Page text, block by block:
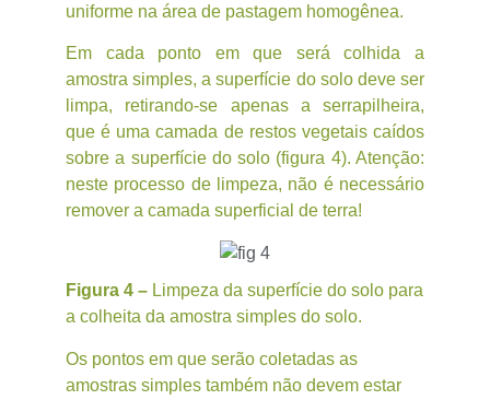
uniforme na área de pastagem homogênea.
Em cada ponto em que será colhida a
amostra simples, a superfície do solo deve ser
limpa, retirando-se apenas a serrapilheira,
que é uma camada de restos vegetais caídos
sobre a superfície do solo (figura 4). Atenção:
neste processo de limpeza, não é necessário
remover a camada superficial de terra!
Figura 4 – Limpeza da superfície do solo para
a colheita da amostra simples do solo.
Os pontos em que serão coletadas as
amostras simples também não devem estar